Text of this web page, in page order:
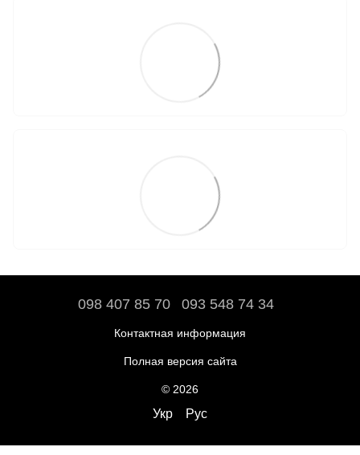
098 407 85 70 093 548 74 34
Контактная информация
Полная версия сайта
© 2026
Укр Рус